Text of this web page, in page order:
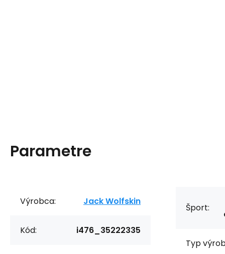
Parametre
Výrobca: Jack Wolfskin
Kód: i476_35222335
Šport:
Typ